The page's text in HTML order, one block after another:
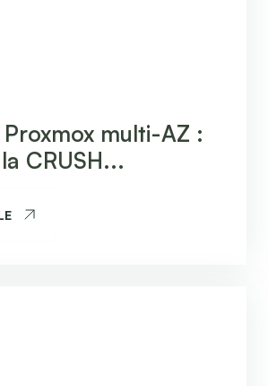
multi-AZ :
CRUSH...